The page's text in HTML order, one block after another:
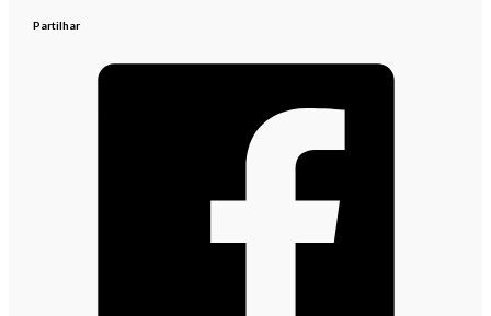
Partilhar